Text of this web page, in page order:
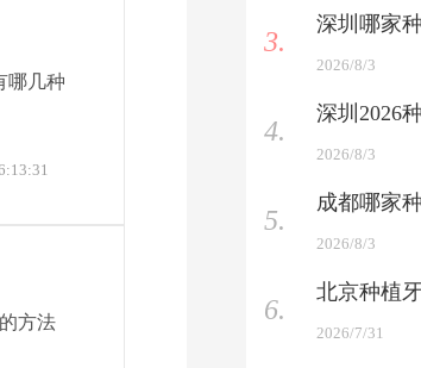
哪几种
方法
3.
2026/8/3
4.
2026/8/3
5.
2026/8/3
6.
2026/7/31